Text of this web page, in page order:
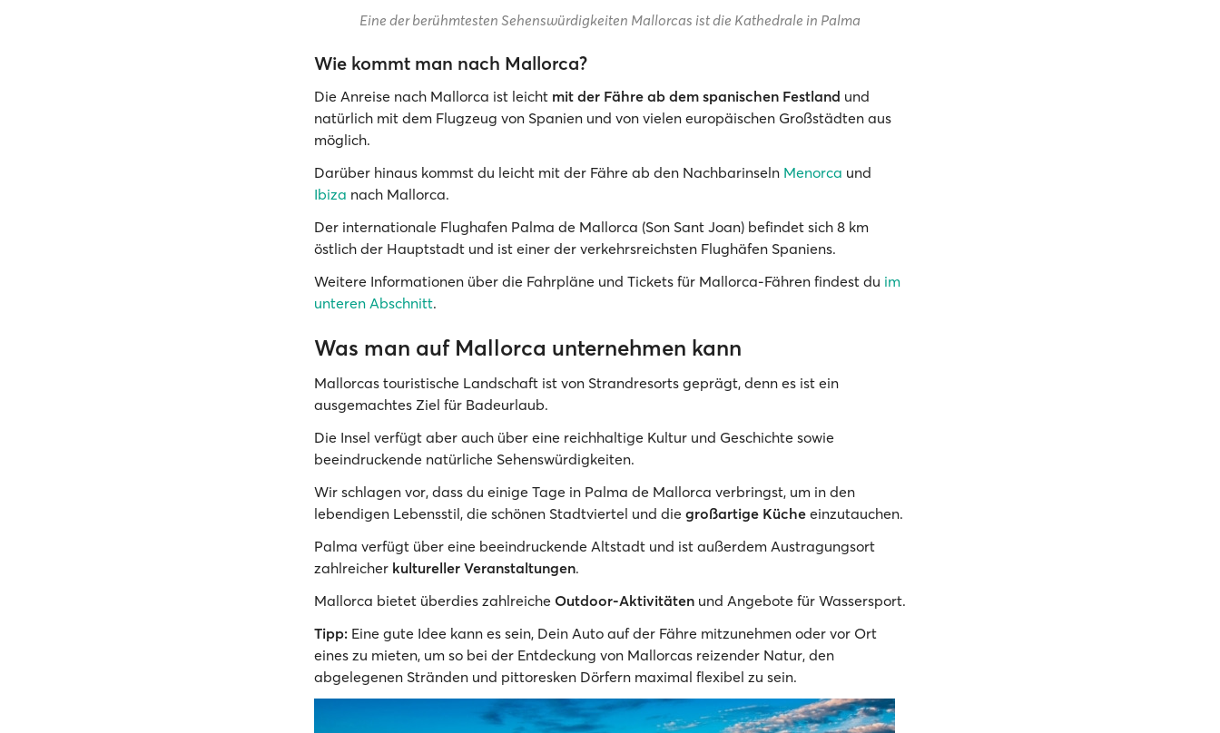
Eine der berühmtesten Sehenswürdigkeiten Mallorcas ist die Kathedrale in Palma
Wie kommt man nach Mallorca?
Die Anreise nach Mallorca ist leicht mit der Fähre ab dem spanischen Festland und
natürlich mit dem Flugzeug von Spanien und von vielen europäischen Großstädten aus
möglich.
Darüber hinaus kommst du leicht mit der Fähre ab den Nachbarinseln Menorca und
Ibiza nach Mallorca.
Der internationale Flughafen Palma de Mallorca (Son Sant Joan) befindet sich 8 km
östlich der Hauptstadt und ist einer der verkehrsreichsten Flughäfen Spaniens.
Weitere Informationen über die Fahrpläne und Tickets für Mallorca-Fähren findest du im
unteren Abschnitt.
Was man auf Mallorca unternehmen kann
Mallorcas touristische Landschaft ist von Strandresorts geprägt, denn es ist ein
ausgemachtes Ziel für Badeurlaub.
Die Insel verfügt aber auch über eine reichhaltige Kultur und Geschichte sowie
beeindruckende natürliche Sehenswürdigkeiten.
Wir schlagen vor, dass du einige Tage in Palma de Mallorca verbringst, um in den
lebendigen Lebensstil, die schönen Stadtviertel und die großartige Küche einzutauchen.
Palma verfügt über eine beeindruckende Altstadt und ist außerdem Austragungsort
zahlreicher kultureller Veranstaltungen.
Mallorca bietet überdies zahlreiche Outdoor-Aktivitäten und Angebote für Wassersport.
Tipp: Eine gute Idee kann es sein, Dein Auto auf der Fähre mitzunehmen oder vor Ort
eines zu mieten, um so bei der Entdeckung von Mallorcas reizender Natur, den
abgelegenen Stränden und pittoresken Dörfern maximal flexibel zu sein.